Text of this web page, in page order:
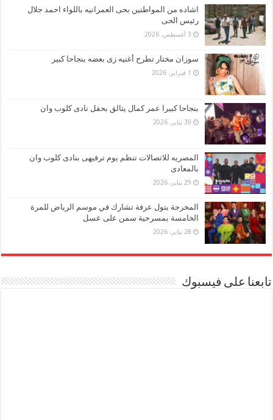
اشاده من المواطنين بحى العمرانيه باللواء احمد جلال
رئيس الحى
3 أغسطس، 2026
سوزان مختار تطرح أغنيه زى بعضه بنجاحا كبير
1 فبراير، 2026
بنجاحا كبيرا عمر كمال يتالق بحفل نادى كلوب وان
30 يناير، 2026
المصريه للاتصالات تنظم يوم ترفيهى بنادى كلوب وان
بالمعادى
29 يناير، 2026
المخرجة بتول عرفة تشارك في موسم الرياض للمرة
الخامسة بمسرحية سمن على عسل
28 يناير، 2026
تابعنا على فيسبوك